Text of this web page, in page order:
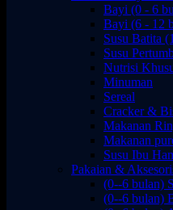
Bayi (0 - 6
Bayi (6 - 12
Susu Batita
Susu
Nutrisi
Minuman
Sereal
Cracker &
Makanan
Makanan
Susu Ibu
Pakaian &
(0--6 bulan)
(0--6 bulan)